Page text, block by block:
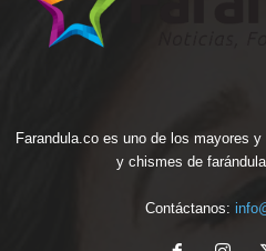
Farandula.co es uno de los mayores
y chismes de
Contáctanos: